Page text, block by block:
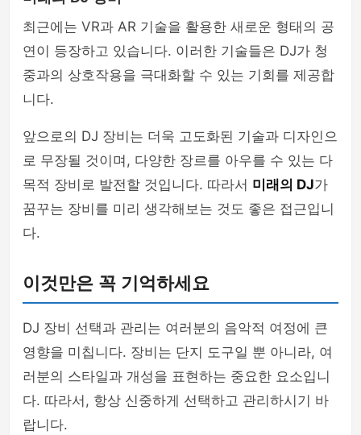
최근에는 VR과 AR 기술을 활용한 새로운 형태의 공
연이 등장하고 있습니다. 이러한 기술들은 DJ가 청
중과의 상호작용을 극대화할 수 있는 기회를 제공합
니다.
앞으로의 DJ 장비는 더욱 고도화된 기술과 디자인으
로 무장될 것이며, 다양한 장르를 아우를 수 있는 다
목적 장비로 발전할 것입니다. 따라서 미래의 DJ가
꿈꾸는 장비를 미리 생각해보는 것도 좋은 접근입니
다.
이것만은 꼭 기억하세요
DJ 장비 선택과 관리는 여러분의 음악적 여정에 큰
영향을 미칩니다. 장비는 단지 도구일 뿐 아니라, 여
러분의 스타일과 개성을 표현하는 중요한 요소입니
다. 따라서, 항상 신중하게 선택하고 관리하시기 바
랍니다.